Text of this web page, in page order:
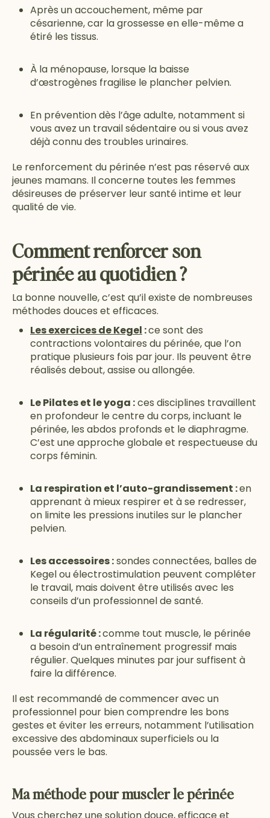
Après un accouchement, même par
césarienne, car la grossesse en elle-même a
étiré les tissus.
À la ménopause, lorsque la baisse
d’œstrogènes fragilise le plancher pelvien.
En prévention dès l’âge adulte, notamment si
vous avez un travail sédentaire ou si vous avez
déjà connu des troubles urinaires.
Le renforcement du périnée n’est pas réservé aux
jeunes mamans. Il concerne toutes les femmes
désireuses de préserver leur santé intime et leur
qualité de vie.
Comment renforcer son
périnée au quotidien ?
La bonne nouvelle, c’est qu’il existe de nombreuses
méthodes douces et efficaces.
Les exercices de Kegel :ce sont des
contractions volontaires du périnée, que l’on
pratique plusieurs fois par jour. Ils peuvent être
réalisés debout, assise ou allongée.
Le Pilates et le yoga :ces disciplines travaillent
en profondeur le centre du corps, incluant le
périnée, les abdos profonds et le diaphragme.
C’est une approche globale et respectueuse du
corps féminin.
La respiration et l’auto-grandissement :en
apprenant à mieux respirer et à se redresser,
on limite les pressions inutiles sur le plancher
pelvien.
Les accessoires :sondes connectées, balles de
Kegel ou électrostimulation peuvent compléter
le travail, mais doivent être utilisés avec les
conseils d’un professionnel de santé.
La régularité :comme tout muscle, le périnée
a besoin d’un entraînement progressif mais
régulier. Quelques minutes par jour suffisent à
faire la différence.
Il est recommandé de commencer avec un
professionnel pour bien comprendre les bons
gestes et éviter les erreurs, notamment l’utilisation
excessive des abdominaux superficiels ou la
poussée vers le bas.
Ma méthode pour muscler le périnée